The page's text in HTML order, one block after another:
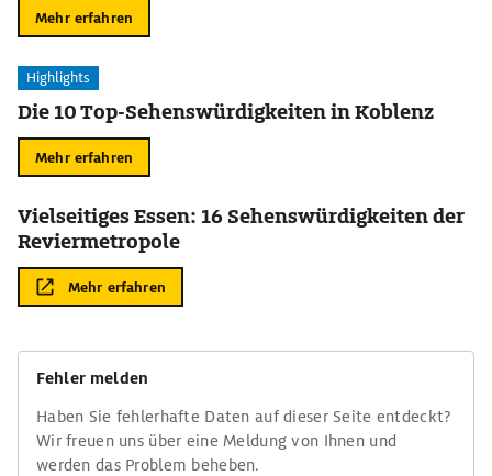
Mehr erfahren
Highlights
Die 10 Top-Sehenswürdigkeiten in Koblenz
Mehr erfahren
Vielseitiges Essen: 16 Sehenswürdigkeiten der
Reviermetropole
Mehr erfahren
Fehler melden
Haben Sie fehlerhafte Daten auf dieser Seite entdeckt?
Wir freuen uns über eine Meldung von Ihnen und
werden das Problem beheben.